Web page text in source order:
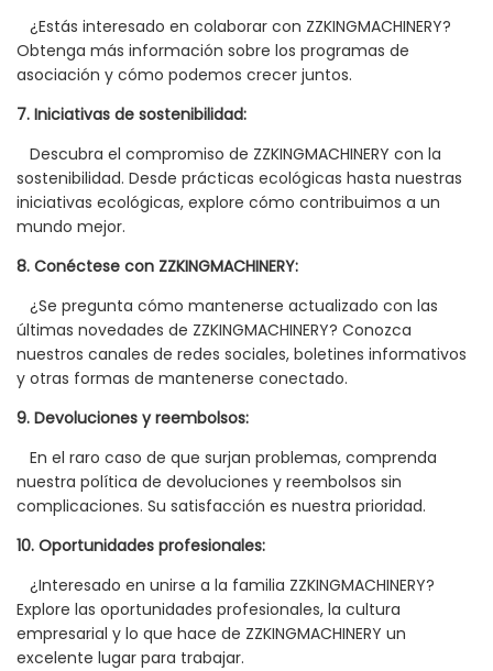
¿Estás interesado en colaborar con ZZKINGMACHINERY?
Obtenga más información sobre los programas de
asociación y cómo podemos crecer juntos.
7. Iniciativas de sostenibilidad:
Descubra el compromiso de ZZKINGMACHINERY con la
sostenibilidad. Desde prácticas ecológicas hasta nuestras
iniciativas ecológicas, explore cómo contribuimos a un
mundo mejor.
8. Conéctese con ZZKINGMACHINERY:
¿Se pregunta cómo mantenerse actualizado con las
últimas novedades de ZZKINGMACHINERY? Conozca
nuestros canales de redes sociales, boletines informativos
y otras formas de mantenerse conectado.
9. Devoluciones y reembolsos:
En el raro caso de que surjan problemas, comprenda
nuestra política de devoluciones y reembolsos sin
complicaciones. Su satisfacción es nuestra prioridad.
10. Oportunidades profesionales:
¿Interesado en unirse a la familia ZZKINGMACHINERY?
Explore las oportunidades profesionales, la cultura
empresarial y lo que hace de ZZKINGMACHINERY un
excelente lugar para trabajar.